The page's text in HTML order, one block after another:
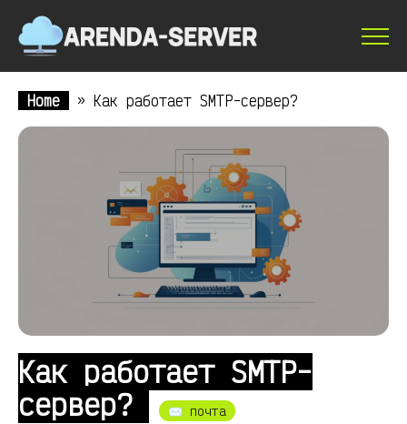
Home » Как работает SMTP-сервер?
Как работает SMTP-
сервер?
✉️ почта